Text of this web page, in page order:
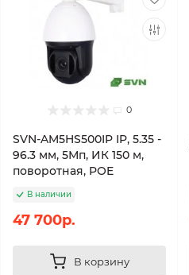
0
SVN-AM5HS500IP IP, 5.35 -
96.3 мм, 5Мп, ИК 150 м,
поворотная, POE
В наличии
47 700р.
В корзину